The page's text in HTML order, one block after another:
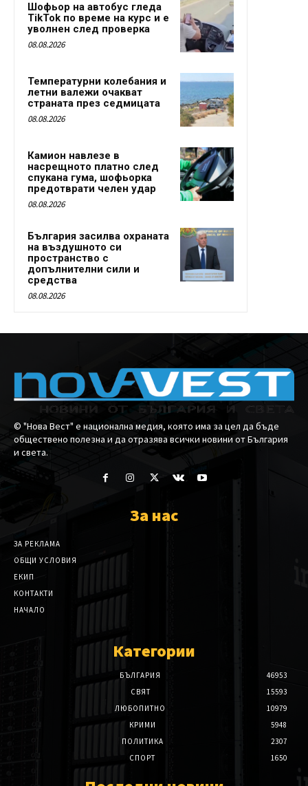
Шофьор на автобус гледа
TikTok по време на курс и е
уволнен след проверка
08.08.2026
Температурни колебания и
летни валежи очакват
страната през седмицата
08.08.2026
Камион навлезе в
насрещното платно след
спукана гума, шофьорка
предотврати челен удар
08.08.2026
България засилва охраната
на въздушното си
пространство с
допълнителни сили и
средства
08.08.2026
© "Нова Вест" е национална медия, която има за цел да бъде
обществено полезна и да отразява всички новини от България
и света.
За нас
ЗА РЕКЛАМА
ОБЩИ УСЛОВИЯ
ЕКИП
КОНТАКТИ
НАЧАЛО
Категории
БЪЛГАРИЯ
46953
СВЯТ
15593
ЛЮБОПИТНО
10979
КРИМИ
5948
ПОЛИТИКА
2307
СПОРТ
1650